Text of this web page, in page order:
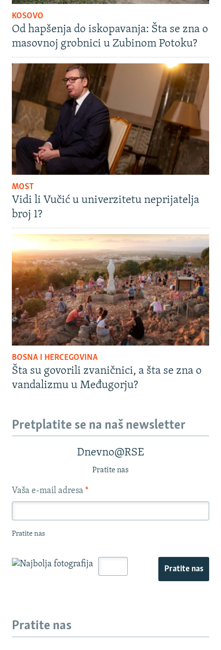
KOSOVO
Od hapšenja do iskopavanja: Šta se zna o
masovnoj grobnici u Zubinom Potoku?
MOST
Vidi li Vučić u univerzitetu neprijatelja
broj 1?
BOSNA I HERCEGOVINA
Šta su govorili zvaničnici, a šta se zna o
vandalizmu u Međugorju?
Pretplatite se na naš newsletter
Dnevno@RSE
Pratite nas
Vaša e-mail adresa *
Pratite nas
Pratite nas
Pratite nas